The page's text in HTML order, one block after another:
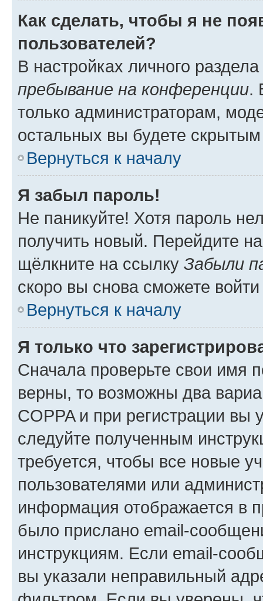
Как сделать, чтобы я не
пользователей?
В настройках личного
пребывание на конференции.
только администраторам,
остальных вы будете
Вернуться к началу
Я забыл пароль!
Не паникуйте! Хотя пароль
получить новый. Перейдите
щёлкните на ссылку Забыли
скоро вы снова сможете
Вернуться к началу
Я только что
Сначала проверьте свои имя
верны, то возможны два
COPPA и при регистрации вы
следуйте полученным
требуется, чтобы все новые
пользователями или
информация отображается в
было прислано email-
инструкциям. Если email-
вы указали неправильный